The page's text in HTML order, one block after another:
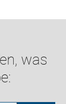
was